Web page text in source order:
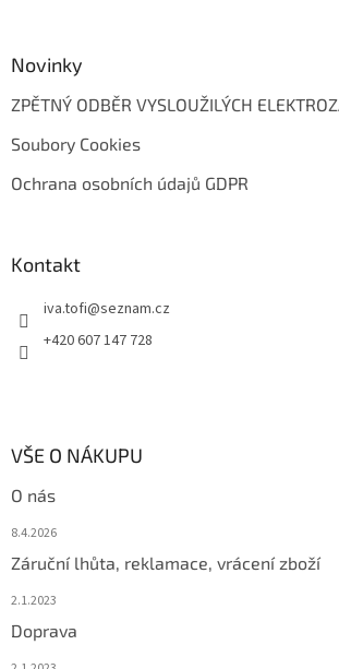
Novinky
ZPĚTNÝ ODBĚR VYSLOUŽILÝCH
Soubory Cookies
Ochrana osobních údajů GDPR
Kontakt
iva.tofi@seznam.cz
+420 607 147 728
VŠE O NÁKUPU
O nás
8.4.2026
Záruční lhůta, reklamace, vrácení zboží
2.1.2023
Doprava